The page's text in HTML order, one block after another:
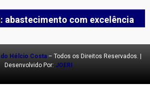
abastecimento com excelência
do Hélcio Costa – Todos os Direitos Reservados. |
Desenvolvido Por: JOERI